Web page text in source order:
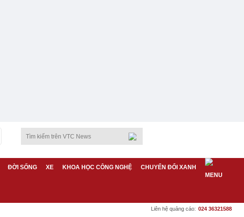
ĐỜI SỐNG XE KHOA HỌC CÔNG NGHỆ CHUYỂN ĐỔI XANH
Liên hệ quảng cáo: 024 36321588